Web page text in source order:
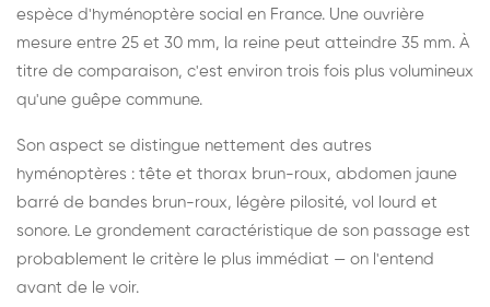
espèce d'hyménoptère social en France. Une ouvrière
mesure entre 25 et 30 mm, la reine peut atteindre 35 mm. À
titre de comparaison, c'est environ trois fois plus volumineux
qu'une guêpe commune.
Son aspect se distingue nettement des autres
hyménoptères : tête et thorax brun-roux, abdomen jaune
barré de bandes brun-roux, légère pilosité, vol lourd et
sonore. Le grondement caractéristique de son passage est
probablement le critère le plus immédiat — on l'entend
avant de le voir.